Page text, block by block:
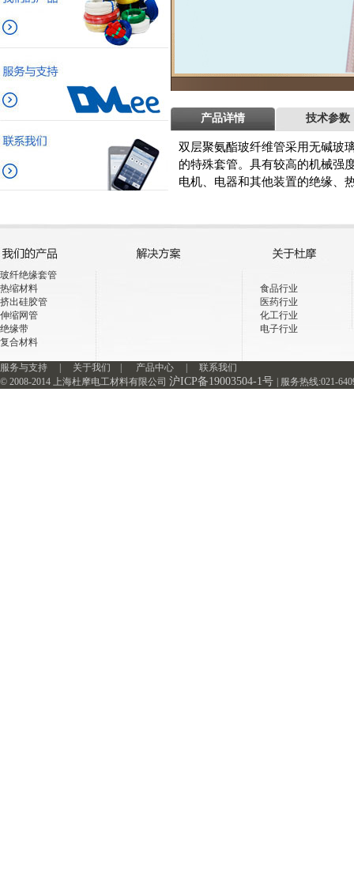
产品详情 技术参
双层聚氨酯玻纤维管采用无碱玻
的特殊套管。具有较高的机械强
电机、电器和其他装置的绝缘、
玻纤绝缘套管
热缩材料
挤出硅胶管
伸缩网管
绝缘带
复合材料
食品行业
医药行业
化工行业
电子行业
服务与支持 关于我们 产品中心
联系我们
© 2008-2014 上海杜摩电工材料有限公司 沪ICP备19003504-1号 | 服务热线:021-